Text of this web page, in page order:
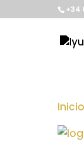
+34
Inicio